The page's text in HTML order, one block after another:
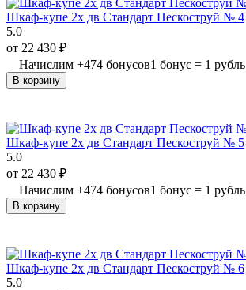
Шкаф-купе 2х дв Стандарт Пескоструй № 4
5.0
от 22 430 ₽
Начислим +474 бонусов1 бонус = 1 рубль
В корзину
Шкаф-купе 2х дв Стандарт Пескоструй № 5
5.0
от 22 430 ₽
Начислим +474 бонусов1 бонус = 1 рубль
В корзину
Шкаф-купе 2х дв Стандарт Пескоструй № 6
5.0